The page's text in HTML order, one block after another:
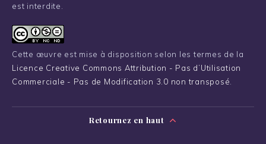
est interdite.
Cette œuvre est mise à disposition selon les termes de la
Licence Creative Commons Attribution - Pas d’Utilisation
Commerciale - Pas de Modification 3.0 non transposé
Retournez en haut